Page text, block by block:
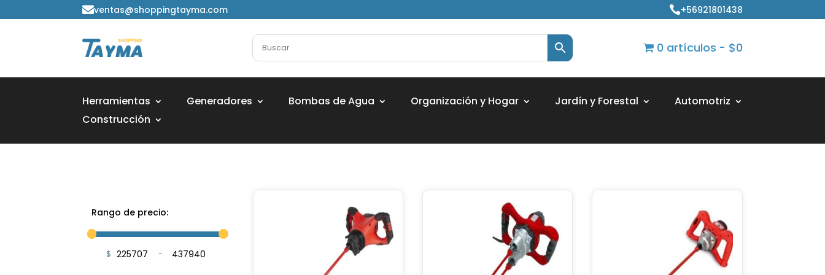
ventas@shoppingtayma.com +56921801438
0 artículos $0
Herramientas Generadores Bombas de Agua Organización y Hogar Jardín y Forestal
Automotriz
Construcción
Rango de precio:
$ Minimum Price
-
Maximum Price